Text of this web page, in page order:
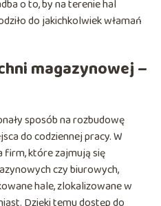
o to, by na terenie hal
do jakichkolwiek włamań
magazynowej –
sposób na rozbudowę
do codziennej pracy. W
które zajmują się
czy biurowych,
hale, zlokalizowane w